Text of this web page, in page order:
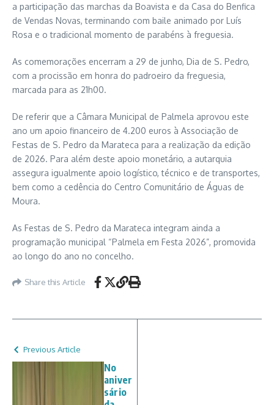
a participação das marchas da Boavista e da Casa do Benfica
de Vendas Novas, terminando com baile animado por Luís
Rosa e o tradicional momento de parabéns à freguesia.
As comemorações encerram a 29 de junho, Dia de S. Pedro,
com a procissão em honra do padroeiro da freguesia,
marcada para as 21h00.
De referir que a Câmara Municipal de Palmela aprovou este
ano um apoio financeiro de 4.200 euros à Associação de
Festas de S. Pedro da Marateca para a realização da edição
de 2026. Para além deste apoio monetário, a autarquia
assegura igualmente apoio logístico, técnico e de transportes,
bem como a cedência do Centro Comunitário de Águas de
Moura.
As Festas de S. Pedro da Marateca integram ainda a
programação municipal “Palmela em Festa 2026”, promovida
ao longo do ano no concelho.
Share this Article
Previous Article
No
aniver
sário